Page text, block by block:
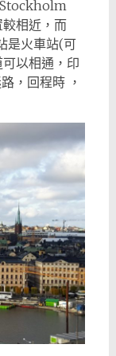
Stockholm
相近，而
火車站(可
以相通，印
，回程時 ，